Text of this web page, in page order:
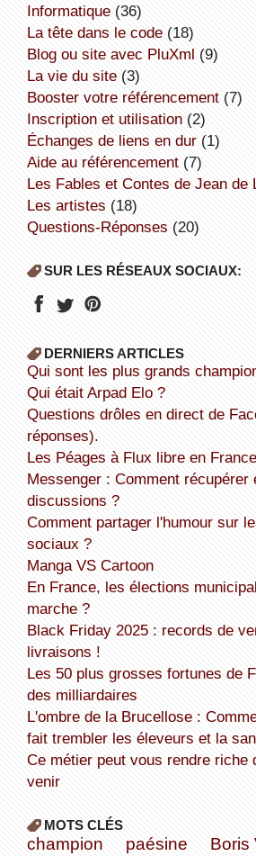
informatique(36)
la tête dans le code(18)
Blog ou site avec PluXml (9)
la vie du site(3)
booster votre référencement(7)
inscription et utilisation(2)
échanges de liens en dur(1)
aide au référencement(7)
Les Fables et Contes de Jean de
Les artistes (18)
Questions-Réponses (20)
SUR LES RÉSEAUX SOCIAUX:
DERNIERS ARTICLES
Qui sont les plus grands
Qui était Arpad Elo ?
Questions drôles en direct de Facebook (avec les
réponses).
Les Péages à Flux libre en France
Messenger : Comment récupérer et lire toutes les
discussions ?
Comment partager l'humour sur les réseaux
sociaux ?
Manga VS Cartoon
En France, les élections municipales : comment ça
marche ?
Black Friday 2025 : records de ventes, chaos de
livraisons !
Les 50 plus grosses fortunes de France sont tous
des milliardaires
L'ombre de la Brucellose : Comment une bactérie
fait trembler les éleveurs et la
Ce métier peut vous rendre riche dans les années à
venir
MOTS CLÉS
champion paésine Boris